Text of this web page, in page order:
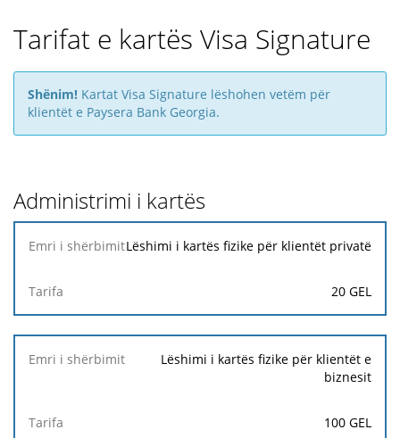
Tarifat e kartës Visa Signature
Shënim! Kartat Visa Signature lëshohen vetëm për
klientët e Paysera Bank Georgia.
Administrimi i kartës
Emri i
Lëshimi i kartës fizike për klientët privatë
20 GEL
Lëshimi i kartës fizike për klientët e
biznesit
100 GEL